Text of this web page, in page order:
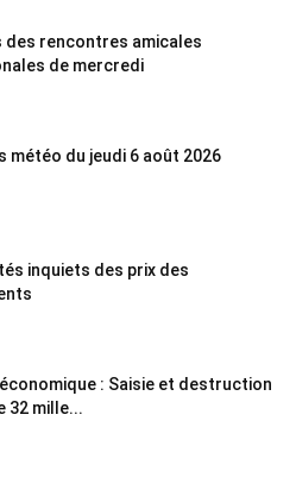
des rencontres amicales
de mercredi
météo du jeudi 6 août 2026
inquiets des prix des
: Saisie et destruction
32 mille...